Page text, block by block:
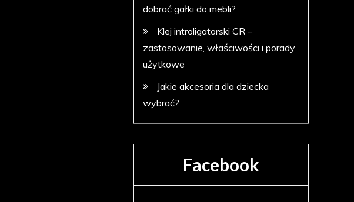
dobrać gałki do mebli?
Klej introligatorski CR –
zastosowanie, właściwości i porady
użytkowe
Jakie akcesoria dla dziecka
wybrać?
Facebook